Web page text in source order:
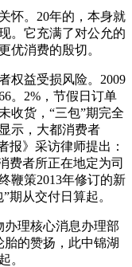
。20年的，本身就
。它充满了对公允的
优消费的殷切。
益受损风险。2009
。2%，节假日订单
收货，“三包”期完全
示，大都消费者
报》采访律师提出：
费者所正在地定为司
鞭策2013年修订的新
期从交付日算起。
理核心消息办理部
胎的赞扬，此中锦湖
。